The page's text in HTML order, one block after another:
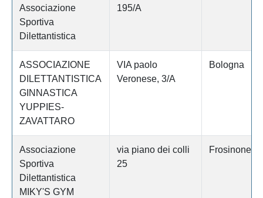
Associazione
Sportiva
Dilettantistica
195/A
ASSOCIAZIONE
DILETTANTISTICA
GINNASTICA
YUPPIES-
ZAVATTARO
VIA paolo
Veronese, 3/A
Bologna
Associazione
Sportiva
Dilettantistica
MIKY'S GYM
via piano dei colli
25
Frosinone